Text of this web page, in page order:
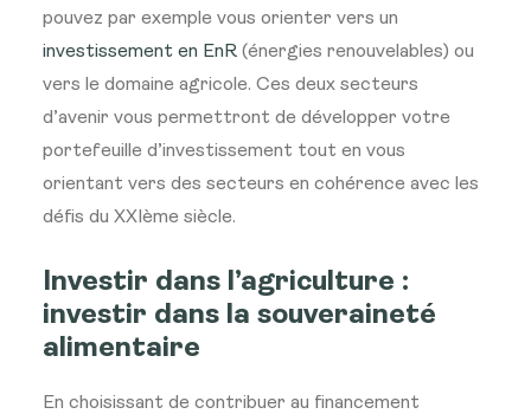
pouvez par exemple vous orienter vers un
investissement en EnR (énergies renouvelables) ou
vers le domaine agricole. Ces deux secteurs
d’avenir vous permettront de développer votre
portefeuille d’investissement tout en vous
orientant vers des secteurs en cohérence avec les
défis du XXIème siècle.
Investir dans l’agriculture :
investir dans la souveraineté
alimentaire
En choisissant de contribuer au financement